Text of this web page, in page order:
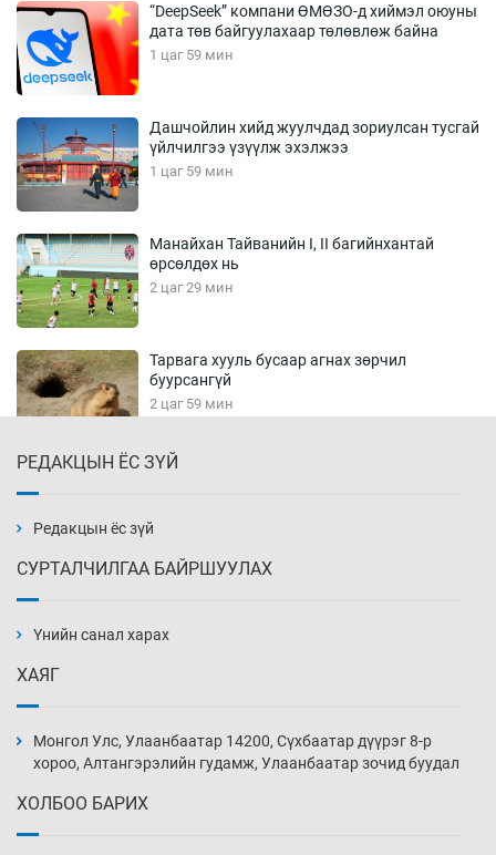
“DeepSeek” компани ӨМӨЗО-д хиймэл оюуны
дата төв байгуулахаар төлөвлөж байна
1 цаг 59 мин
Дашчойлин хийд жуулчдад зориулсан тусгай
үйлчилгээ үзүүлж эхэлжээ
1 цаг 59 мин
Манайхан Тайванийн I, II багийнхантай
өрсөлдөх нь
2 цаг 29 мин
Тарвага хууль бусаар агнах зөрчил
буурсангүй
2 цаг 59 мин
3 цаг 29 мин
3 цаг 59 мин
4 цаг 29 мин
РЕДАКЦЫН ЁС ЗҮЙ
Редакцын ёс зүй
СУРТАЛЧИЛГАА БАЙРШУУЛАХ
Үнийн санал харах
ХАЯГ
Монгол Улс, Улаанбаатар 14200, Сүхбаатар дүүрэг 8-р
хороо, Алтангэрэлийн гудамж, Улаанбаатар зочид буудал
ХОЛБОО БАРИХ